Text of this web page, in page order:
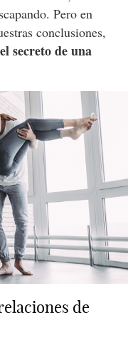
Pero en
conclusiones,
secreto de una
de